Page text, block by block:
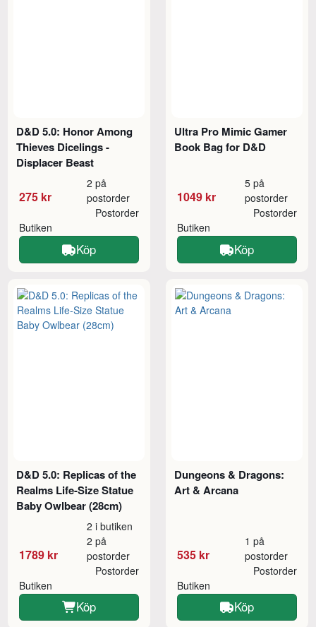
D&D 5.0: Honor Among
Thieves Dicelings -
Displacer Beast
275 kr
2 på
postorder
Butiken
Postorder
Köp
Ultra Pro Mimic Gamer
Book Bag for D&D
1049 kr
5 på
postorder
Butiken
Postorder
Köp
D&D 5.0: Replicas of the
Realms Life-Size Statue
Baby Owlbear (28cm)
1789 kr
2 i butiken
2 på
postorder
Butiken
Postorder
Köp
Dungeons & Dragons:
Art & Arcana
535 kr
1 på
postorder
Butiken
Postorder
Köp